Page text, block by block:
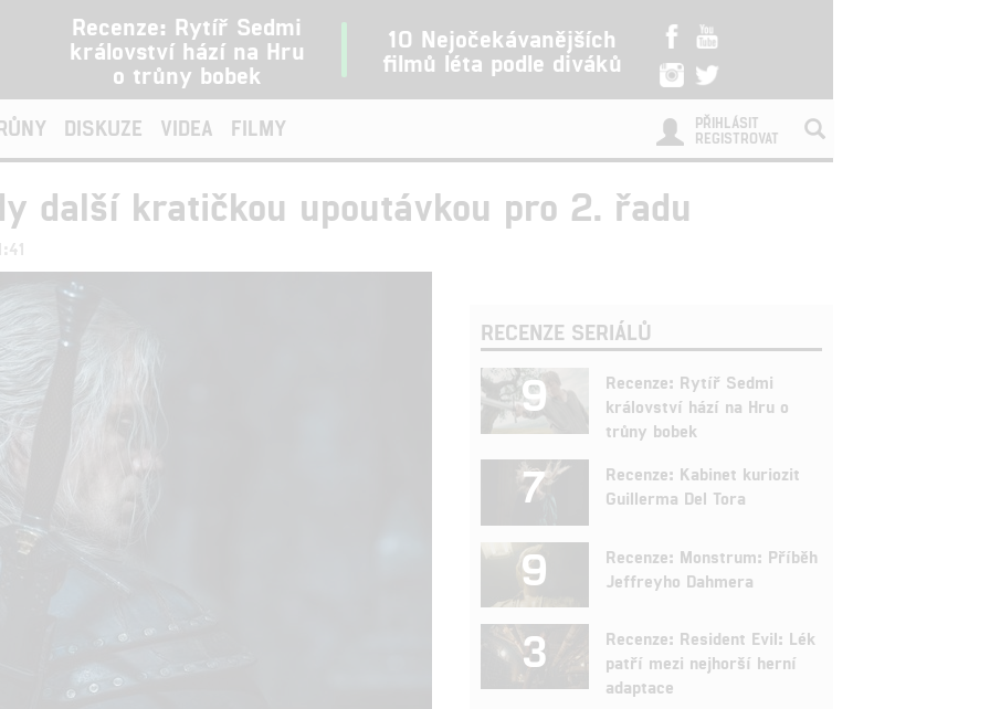
Recenze: Rytíř Sedmi
království hází na Hru
o trůny bobek
10 Nejočekávanějších
filmů léta podle diváků
DISKUZE VIDEA FILMY
PŘIHLÁSIT
REGISTROVAT
další kratičkou upoutávkou pro 2. řadu
RECENZE SERIÁLŮ
9
Recenze: Rytíř Sedmi
království hází na Hru o
trůny bobek
7
Recenze: Kabinet kuriozit
Guillerma Del Tora
9
Recenze: Monstrum: Příběh
Jeffreyho Dahmera
3
Recenze: Resident Evil: Lék
patří mezi nejhorší herní
adaptace